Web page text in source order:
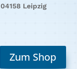
04158 Leipzig
Zum Shop